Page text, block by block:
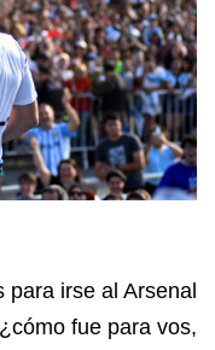
irse al Arsenal
fue para vos,